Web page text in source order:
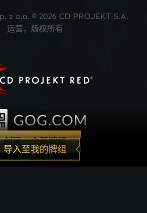
创建一个新牌组
导入至我的牌组
z o.o. © 2026 CD PROJEKT S.A.
运营，版权所有
The Witcher®, GWENT® 是由CD